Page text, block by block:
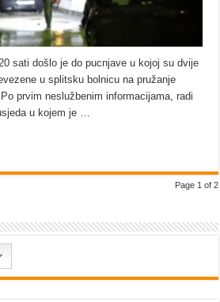
sati došlo je do pucnjave u kojoj su dvije
u splitsku bolnicu na pružanje
prvim neslužbenim informacijama, radi
u kojem je …
Page 1 of 2